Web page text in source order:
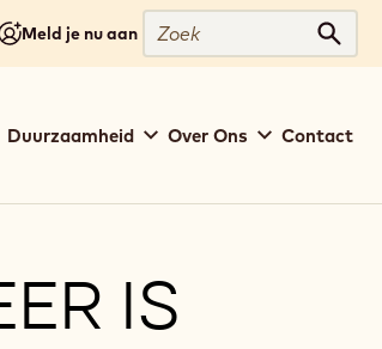
Meld je nu aan
Zoek
Zoek
Duurzaamheid Over Ons Contact
IS